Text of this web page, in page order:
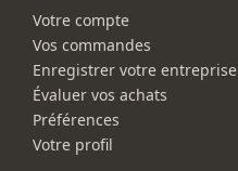
Votre compte
Vos commandes
Enregistrer votre entreprise
Évaluer vos achats
Préférences
Votre profil